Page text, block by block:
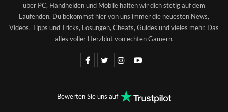
über PC, Handhelden und Mobile halten wir dich stetig auf dem
Laufenden. Du bekommst hier von uns immer die neuesten News,
Videos, Tipps und Tricks, Lösungen, Cheats, Guides und vieles mehr. Das
alles voller Herzblut von echten Gamern.
Bewerten Sie uns auf